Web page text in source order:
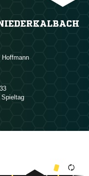

Spieltag